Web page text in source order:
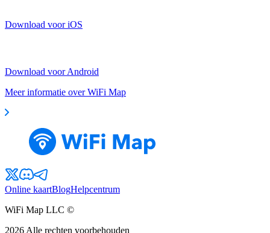
Download voor iOS
Download voor Android
Meer informatie over WiFi Map
Online kaartBlogHelpcentrum
WiFi Map LLC ©
2026 Alle rechten voorbehouden